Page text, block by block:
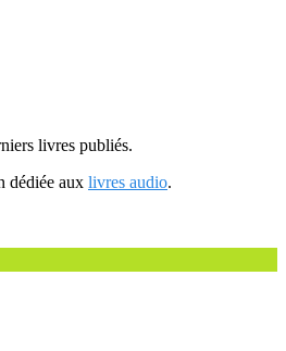
livres publiés.
dédiée aux livres audio.